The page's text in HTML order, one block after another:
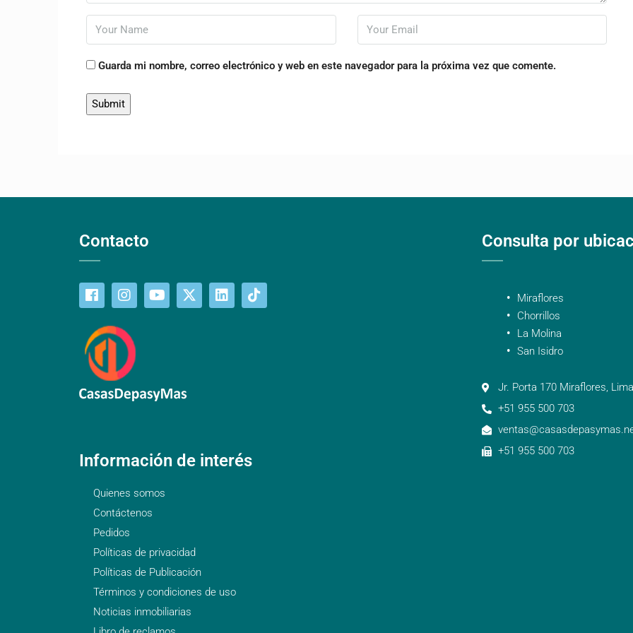
Guarda mi nombre, correo electrónico y web en este navegador para la próxima vez que comente.
Contacto
Información de interés
Quienes somos
Contáctenos
Pedidos
Políticas de privacidad
Políticas de Publicación
Términos y condiciones de uso
Noticias inmobiliarias
Consulta por
Miraflores
Chorrillos
La Molina
San Isidro
Jr. Porta 170 Miraflores,
+51 955 500 703
+51 955 500 703